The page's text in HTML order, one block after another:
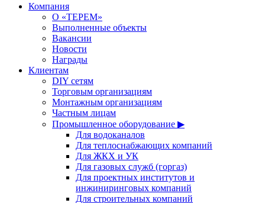
Компания
О «ТЕРЕМ»
Выполненные объекты
Вакансии
Новости
Награды
Клиентам
DIY сетям
Торговым организациям
Монтажным организациям
Частным лицам
Промышленное оборудование ▶
Для водоканалов
Для теплоснабжающих компаний
Для ЖКХ и УК
Для газовых служб (горгаз)
Для проектных институтов и
инжиниринговых компаний
Для строительных компаний